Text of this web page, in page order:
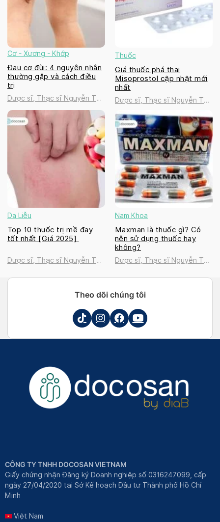
Cơ - Xương - Khớp
Đau cơ đùi: 4 nguyên nhân
thường gặp và cách điều
trị
Dược sĩ, Thạc sĩ Nguyễn Thị
Thanh Tú
Thuốc
Giá thuốc phá thai
Misoprostol cập nhật mới
nhất
Dược sĩ, Thạc sĩ Nguyễn Thị
Da Liễu
Top 10 thuốc trị mề đay
tốt nhất [Giá 2025]
Dược sĩ, Thạc sĩ Nguyễn Thị
Nam Khoa
Maxman là thuốc gì? Có
nên sử dụng thuốc hay
không?
Dược sĩ, Thạc sĩ Nguyễn Thị
Theo dõi chúng tôi
CÔNG TY TNHH DOCOSAN VIETNAM
Giấy chứng nhận Đăng ký Doanh nghiệp số 0316247099, cấp
ngày 27/04/2020 tại Sở Kế hoạch Đầu tư Thành phố Hồ Chí
Minh
Việt Nam